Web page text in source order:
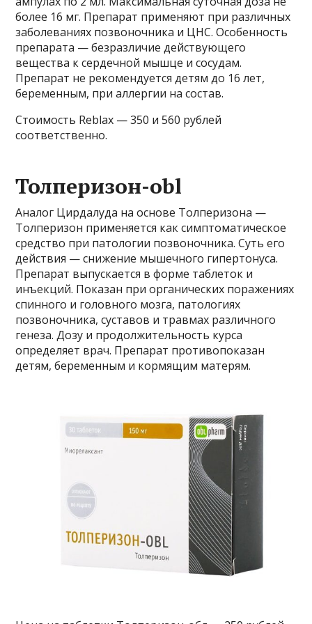
более 16 мг. Препарат применяют при различных
заболеваниях позвоночника и ЦНС. Особенность
препарата — безразличие действующего
вещества к сердечной мышце и сосудам.
Препарат не рекомендуется детям до 16 лет,
беременным, при аллергии на состав.
Стоимость Reblax — 350 и 560 рублей
соответственно.
Толперизон-obl
Аналог Цирдалуда на основе Толперизона —
Толперизон применяется как симптоматическое
средство при патологии позвоночника. Суть его
действия — снижение мышечного гипертонуса.
Препарат выпускается в форме таблеток и
инъекций. Показан при органических поражениях
спинного и головного мозга, патологиях
позвоночника, суставов и травмах различного
генеза. Дозу и продолжительность курса
определяет врач. Препарат противопоказан
детям, беременным и кормящим матерям.